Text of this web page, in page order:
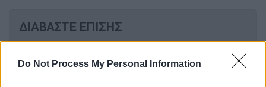
Do Not Process My Personal Information
ΔΙΑΒΑΣΤΕ ΕΠΙΣΗΣ
Δύο νεκροί άμαχοι και τραυματίες σε